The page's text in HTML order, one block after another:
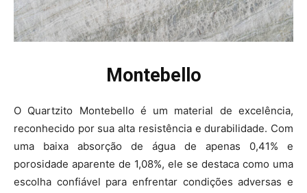
Montebello
O Quartzito Montebello é um material de excelência,
reconhecido por sua alta resistência e durabilidade. Com
uma baixa absorção de água de apenas 0,41% e
porosidade aparente de 1,08%, ele se destaca como uma
escolha confiável para enfrentar condições adversas e